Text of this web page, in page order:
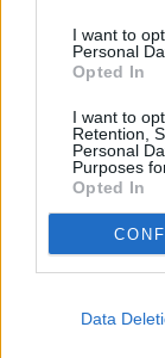
I want to
Personal
Opted In
I want to
Retention,
Personal
Purposes
Opted In
Data